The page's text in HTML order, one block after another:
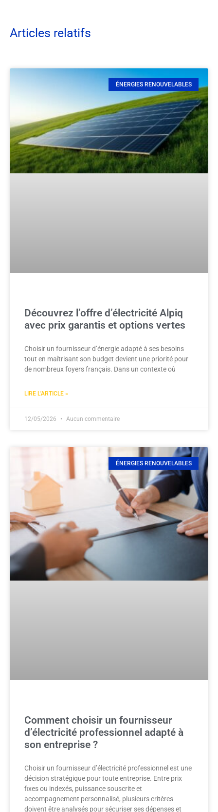
Articles relatifs
ÉNERGIES RENOUVELABLES
Découvrez l’offre d’électricité Alpiq
avec prix garantis et options vertes
Choisir un fournisseur d’énergie adapté à ses besoins
tout en maîtrisant son budget devient une priorité pour
de nombreux foyers français. Dans un contexte où
LIRE L'ARTICLE »
12/05/2026 Aucun commentaire
ÉNERGIES RENOUVELABLES
Comment choisir un fournisseur
d’électricité professionnel adapté à
son entreprise ?
Choisir un fournisseur d’électricité professionnel est une
décision stratégique pour toute entreprise. Entre prix
fixes ou indexés, puissance souscrite et
accompagnement personnalisé, plusieurs critères
doivent être analysés pour sécuriser ses dépenses et